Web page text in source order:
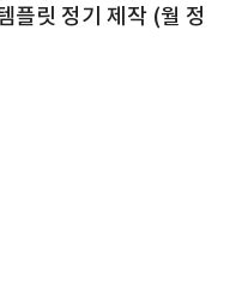
플릿 정기 제작 (월 정